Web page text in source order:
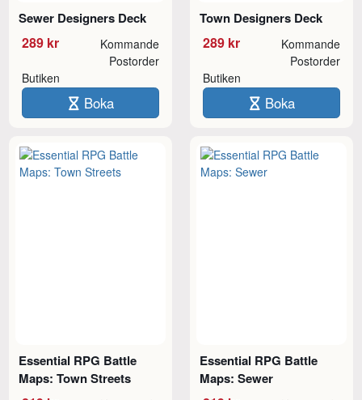
Sewer Designers Deck
289 kr Kommande
Butiken
Postorder
Boka
Town Designers Deck
289 kr Kommande
Butiken
Postorder
Boka
Essential RPG Battle
Maps: Town Streets
Essential RPG Battle
Maps: Sewer